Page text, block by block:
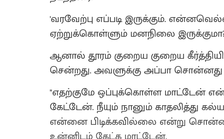
'வரவேற்பு எப்படி இருக்கும்.
ஏற்றுக்கொள்ளும் மனநிலை
ஆனால் தூரம் குறைய குறைய
சென்றது. அவளுக்கு அப்பா சொன்னது
"எதற்குமே ஒப்புக்கொள்ள மாட்டேன்
கேட்டேன். நீயும் நானும் காதலித்து
என்னை பிடிக்கவில்லை என்று